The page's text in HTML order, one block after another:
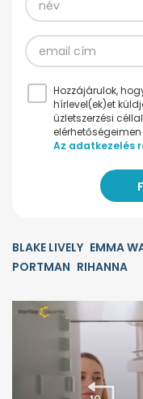
Hozzájárulok,
hírlevel(ek)et
üzletszerzési
Az adatkezelés
BLAKE LIVELY EMMA
PORTMAN RIHANNA